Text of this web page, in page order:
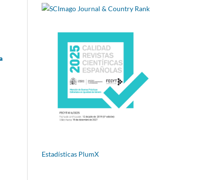
Estadísticas PlumX